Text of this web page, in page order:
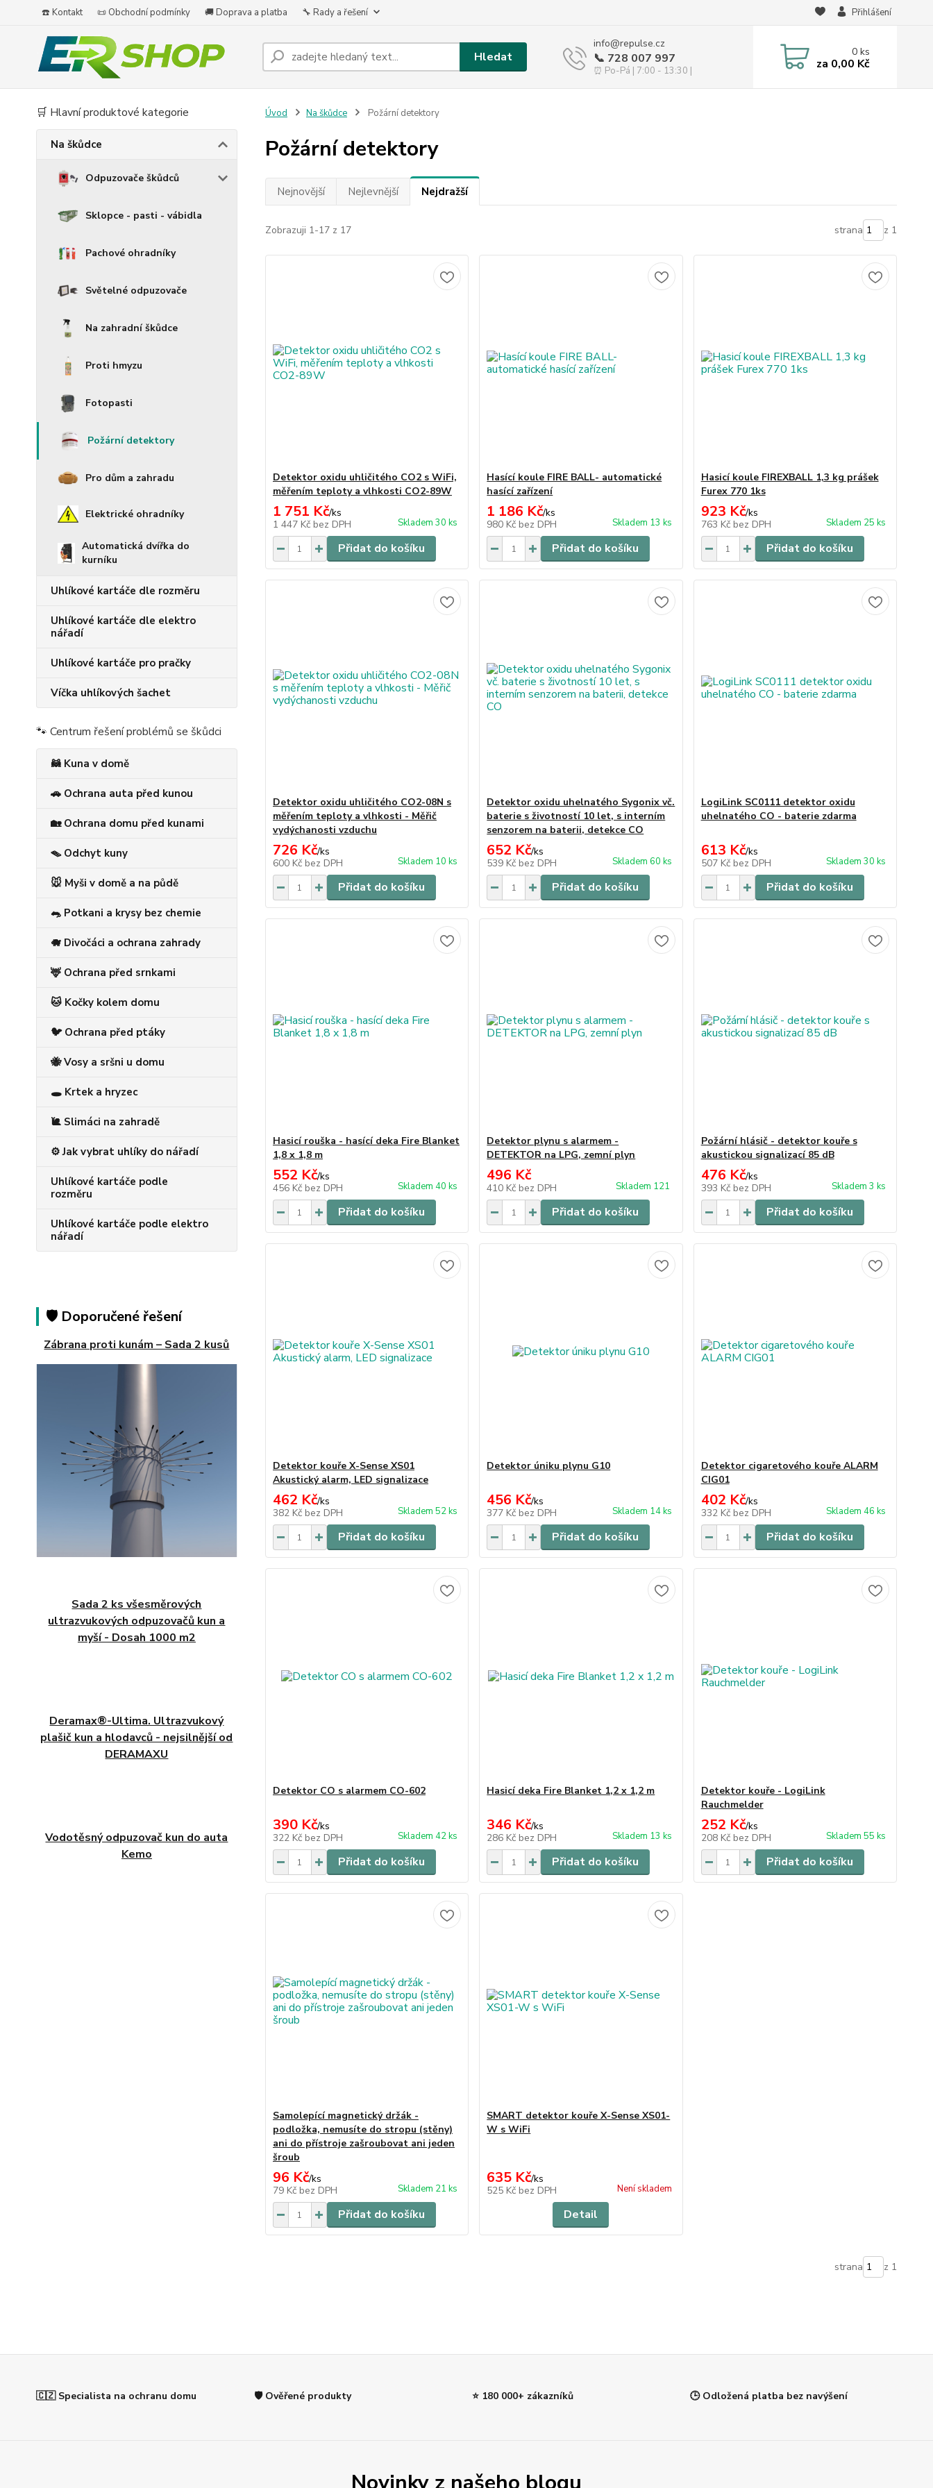
☎️ Kontakt 📜 Obchodní podmínky 🚚 Doprava a platba 🔧 Rady a řešení Přihlášení
Hledat
info@repulse.cz
📞 728 007 997
⏰ Po-Pá | 7:00 - 13:30 |
0ks
za 0,00 Kč
🛒 Hlavní produktové kategorie
Na škůdce
Odpuzovače škůdců
Sklopce - pasti - vábidla
Pachové ohradníky
Světelné odpuzovače
Na zahradní škůdce
Proti hmyzu
Fotopasti
Požární detektory
Pro dům a zahradu
Elektrické ohradníky
Automatická dvířka do
kurníku
Uhlíkové kartáče dle rozměru
Uhlíkové kartáče dle elektro
nářadí
Uhlíkové kartáče pro pračky
Víčka uhlíkových šachet
🐾 Centrum řešení problémů se škůdci
🦝 Kuna v domě
🚗 Ochrana auta před kunou
🏡 Ochrana domu před kunami
🪤 Odchyt kuny
🐭 Myši v domě a na půdě
🐀 Potkani a krysy bez chemie
🐗 Divočáci a ochrana zahrady
🦌 Ochrana před srnkami
🐱 Kočky kolem domu
🐦 Ochrana před ptáky
🐝 Vosy a sršni u domu
🕳️ Krtek a hryzec
🐌 Slimáci na zahradě
⚙️ Jak vybrat uhlíky do nářadí
Uhlíkové kartáče podle
rozměru
Uhlíkové kartáče podle elektro
nářadí
🛡️ Doporučené řešení
Zábrana proti kunám – Sada 2 kusů
Sada 2 ks všesměrových
ultrazvukových odpuzovačů kun a
myší - Dosah 1000 m2
Deramax®-Ultima. Ultrazvukový
plašič kun a hlodavců - nejsilnější od
DERAMAXU
Vodotěsný odpuzovač kun do auta
Kemo
Úvod Na škůdce Požární detektory
Požární detektory
Nejnovější Nejlevnější Nejdražší
Zobrazuji 1-17 z 17 strana z 1
Detektor oxidu uhličitého CO2 s WiFi,
měřením teploty a vlhkosti CO2-89W
1 751 Kč/ks
1 447 Kč bez DPH Skladem 30 ks
Přidat do košíku
Hasící koule FIRE BALL- automatické
hasící zařízení
1 186 Kč/ks
980 Kč bez DPH Skladem 13 ks
Přidat do košíku
Hasicí koule FIREXBALL 1,3 kg prášek
Furex 770 1ks
923 Kč/ks
763 Kč bez DPH Skladem 25 ks
Přidat do košíku
Detektor oxidu uhličitého CO2-08N s
měřením teploty a vlhkosti - Měřič
vydýchanosti vzduchu
726 Kč/ks
600 Kč bez DPH Skladem 10 ks
Přidat do košíku
Detektor oxidu uhelnatého Sygonix vč.
baterie s životností 10 let, s interním
senzorem na baterii, detekce CO
652 Kč/ks
539 Kč bez DPH Skladem 60 ks
Přidat do košíku
LogiLink SC0111 detektor oxidu
uhelnatého CO - baterie zdarma
613 Kč/ks
507 Kč bez DPH Skladem 30 ks
Přidat do košíku
Hasicí rouška - hasící deka Fire Blanket
1,8 x 1,8 m
552 Kč/ks
456 Kč bez DPH Skladem 40 ks
Přidat do košíku
Detektor plynu s alarmem -
DETEKTOR na LPG, zemní plyn
496 Kč
410 Kč bez DPH Skladem 121
Přidat do košíku
Požární hlásič - detektor kouře s
akustickou signalizací 85 dB
476 Kč/ks
393 Kč bez DPH Skladem 3 ks
Přidat do košíku
Detektor kouře X-Sense XS01
Akustický alarm, LED signalizace
462 Kč/ks
382 Kč bez DPH Skladem 52 ks
Přidat do košíku
Detektor úniku plynu G10
456 Kč/ks
377 Kč bez DPH Skladem 14 ks
Přidat do košíku
Detektor cigaretového kouře ALARM
CIG01
402 Kč/ks
332 Kč bez DPH Skladem 46 ks
Přidat do košíku
Detektor CO s alarmem CO-602
390 Kč/ks
322 Kč bez DPH Skladem 42 ks
Přidat do košíku
Hasicí deka Fire Blanket 1,2 x 1,2 m
346 Kč/ks
286 Kč bez DPH Skladem 13 ks
Přidat do košíku
Detektor kouře - LogiLink
Rauchmelder
252 Kč/ks
208 Kč bez DPH Skladem 55 ks
Přidat do košíku
Samolepící magnetický držák -
podložka, nemusíte do stropu (stěny)
ani do přístroje zašroubovat ani jeden
šroub
96 Kč/ks
79 Kč bez DPH Skladem 21 ks
Přidat do košíku
SMART detektor kouře X-Sense XS01-
W s WiFi
635 Kč/ks
525 Kč bez DPH Není skladem
Detail
strana z 1
🇨🇿 Specialista na ochranu domu 🛡️ Ověřené produkty ⭐ 180 000+ zákazníků 🕒 Odložená platba bez navýšení